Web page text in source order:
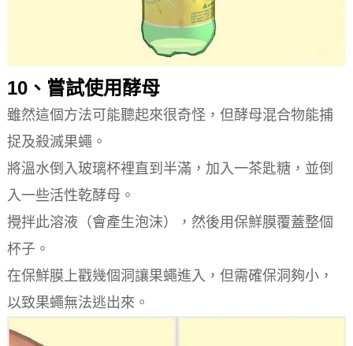
10、嘗試使用酵母
雖然這個方法可能聽起來很奇怪，但酵母混合物能捕
捉及殺滅果蠅。
將溫水倒入玻璃杯裡直到半滿，加入一茶匙糖，並倒
入一些活性乾酵母。
攪拌此溶液（會產生泡沫），然後用保鮮膜覆蓋整個
杯子。
在保鮮膜上戳幾個洞讓果蠅進入，但需確保洞夠小，
以致果蠅無法逃出來。